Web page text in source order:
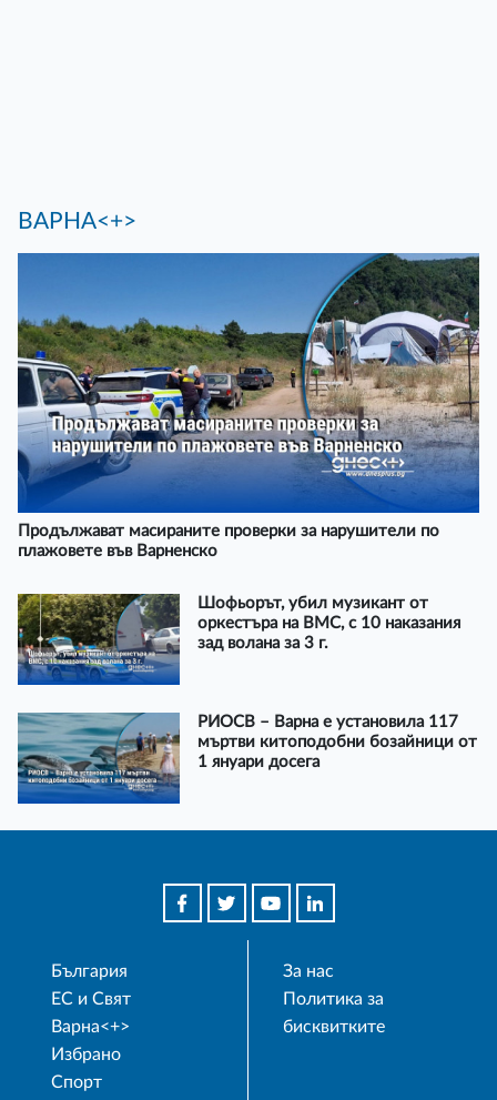
ВАРНА<+>
Продължават масираните проверки за нарушители по
плажовете във Варненско
Шофьорът, убил музикант от
оркестъра на ВМС, с 10 наказания
зад волана за 3 г.
РИОСВ – Варна е установила 117
мъртви китоподобни бозайници от
1 януари досега
България
ЕС и Свят
Варна<+>
Избрано
Спорт
За нас
Политика за
бисквитките